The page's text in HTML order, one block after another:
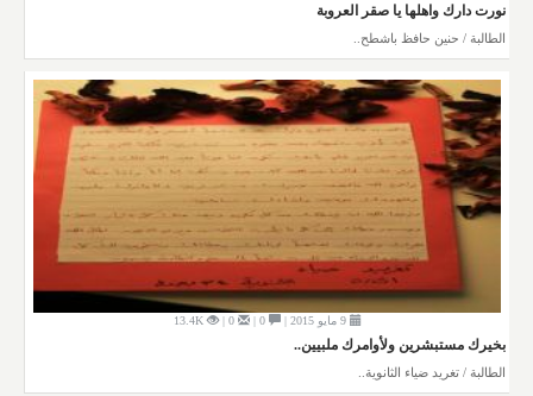
نورت دارك واهلها يا صقر العروبة
الطالبة / حنين حافظ باشطح..
9 مايو 2015 | 0 |
0 |
13.4K
بخيرك مستبشرين ولأوامرك ملبيين..
الطالبة / تغريد ضياء الثانوية..